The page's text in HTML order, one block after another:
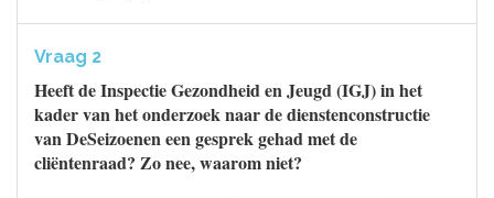
Vraag 2
Heeft de Inspectie Gezondheid en Jeugd (IGJ) in het
kader van het onderzoek naar de dienstenconstructie
van DeSeizoenen een gesprek gehad met de
cliëntenraad? Zo nee, waarom niet?